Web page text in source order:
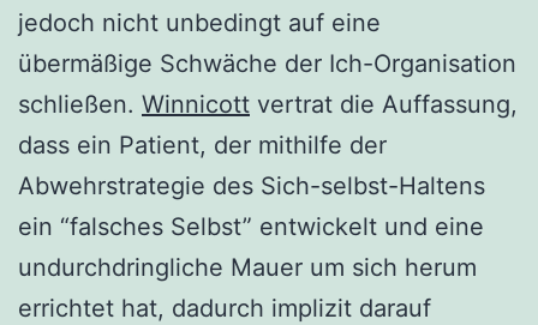
jedoch nicht unbedingt auf eine
übermäßige Schwäche der Ich-Organisation
schließen. Winnicott vertrat die Auffassung,
dass ein Patient, der mithilfe der
Abwehrstrategie des Sich-selbst-Haltens
ein “falsches Selbst” entwickelt und eine
undurchdringliche Mauer um sich herum
errichtet hat, dadurch implizit darauf